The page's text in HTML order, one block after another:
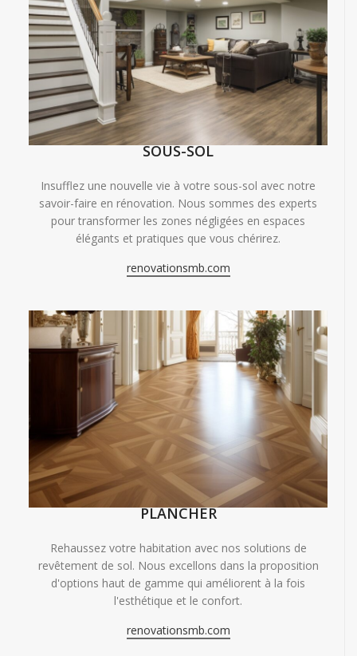
SOUS-SOL
Insufflez une nouvelle vie à votre sous-sol avec notre
savoir-faire en rénovation. Nous sommes des experts
pour transformer les zones négligées en espaces
élégants et pratiques que vous chérirez.
renovationsmb.com
PLANCHER
Rehaussez votre habitation avec nos solutions de
revêtement de sol. Nous excellons dans la proposition
d'options haut de gamme qui améliorent à la fois
l'esthétique et le confort.
renovationsmb.com